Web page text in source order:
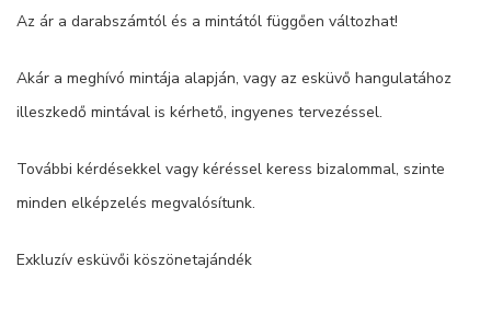
Az ár a darabszámtól és a mintától függően változhat!
Akár a meghívó mintája alapján, vagy az esküvő hangulatához
illeszkedő mintával is kérhető, ingyenes tervezéssel.
További kérdésekkel vagy kéréssel keress bizalommal, szinte
minden elképzelés megvalósítunk.
Exkluzív esküvői köszönetajándék